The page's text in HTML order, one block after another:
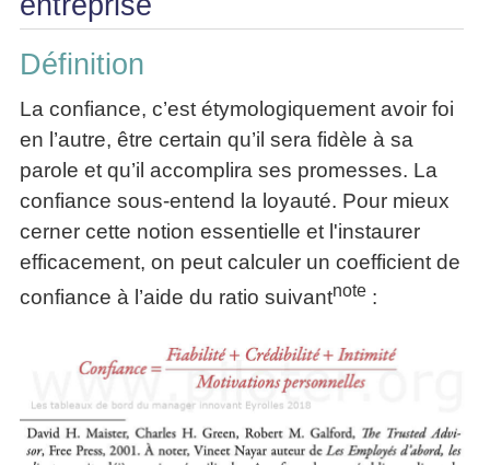
ebook
▶
les
articles
gratuits
»»»
Définition
La confiance, c’est étymologiquement avoir foi
en l’autre, être certain qu’il sera fidèle à sa
parole et qu’il accomplira ses promesses. La
confiance sous-entend la loyauté. Pour mieux
cerner cette notion essentielle et l'instaurer
efficacement, on peut calculer un coefficient de
confiance à l’aide du ratio suivantnote :